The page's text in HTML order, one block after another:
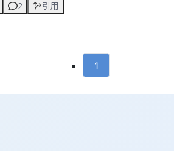
少參考價值？
風格的面試安排，有的是分組討論、有
2 引用
1